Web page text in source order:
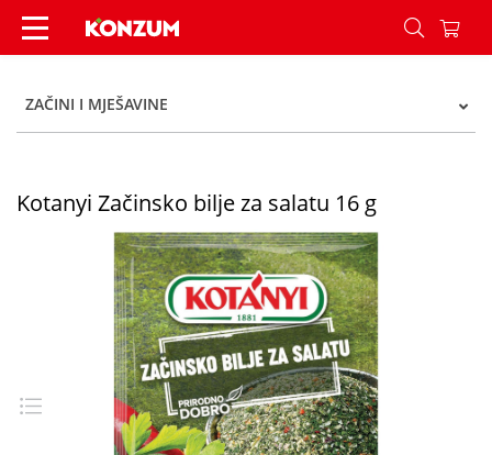
Kotanyi Začinsko bilje za salatu 16 g - Konzum
ZAČINI I MJEŠAVINE
Kotanyi Začinsko bilje za salatu 16 g